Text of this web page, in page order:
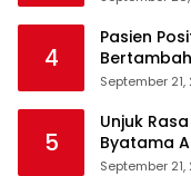
4
Pasien
September
5
Unjuk
Byatama
Pantai
September